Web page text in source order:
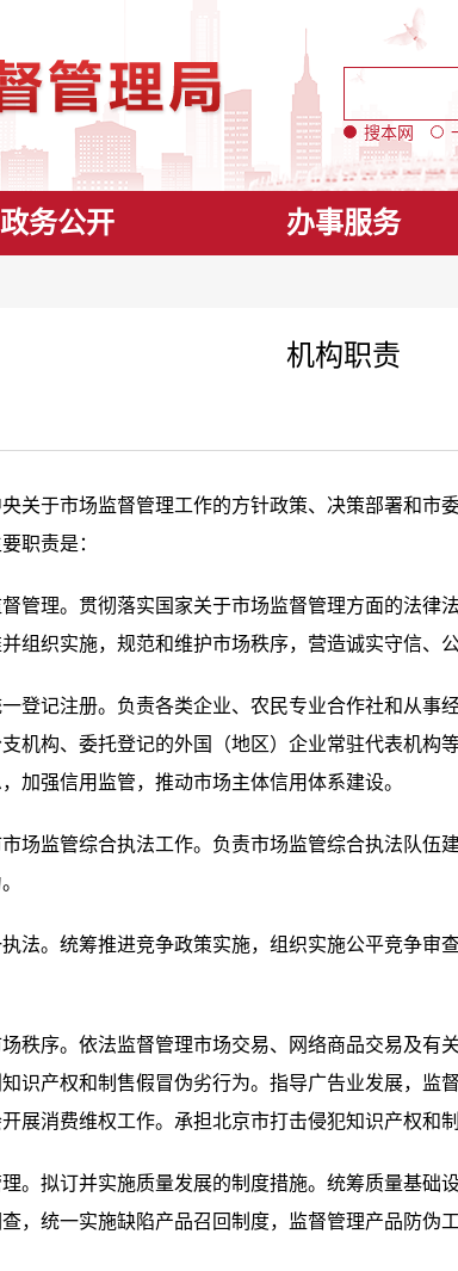
搜本网
政务公开 办事服务
机构职责
于市场监督管理工作的方针政策、决策部署和市
职责是：
理。贯彻落实国家关于市场监督管理方面的法律
组织实施，规范和维护市场秩序，营造诚实守信、
记注册。负责各类企业、农民专业合作社和从事
机构、委托登记的外国（地区）企业常驻代表机构
加强信用监管，推动市场主体信用体系建设。
监管综合执法工作。负责市场监管综合执法队伍
。统筹推进竞争政策实施，组织实施公平竞争审
序。依法监督管理市场交易、网络商品交易及有关
识产权和制售假冒伪劣行为。指导广告业发展，监
展消费维权工作。承担北京市打击侵犯知识产权和
拟订并实施质量发展的制度措施。统筹质量基础
，统一实施缺陷产品召回制度，监督管理产品防伪工